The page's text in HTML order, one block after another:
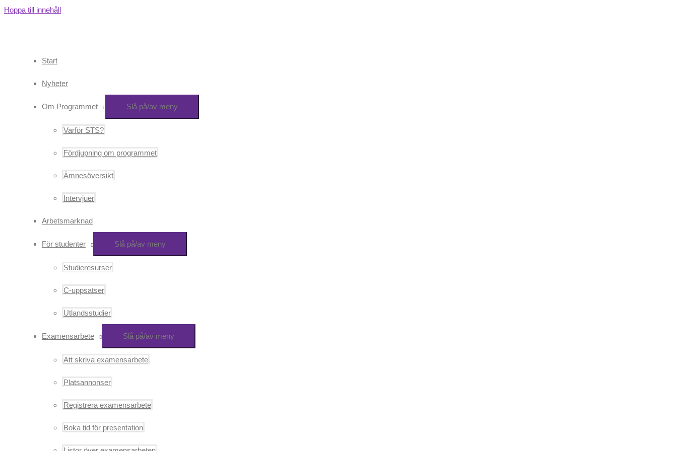
Hoppa till innehåll
Start
Nyheter
Om Programmet Slå på/av meny
Varför STS?
Fördjupning om programmet
Ämnesöversikt
Intervjuer
Arbetsmarknad
För studenter Slå på/av meny
Studieresurser
C-uppsatser
Utlandsstudier
Examensarbete Slå på/av meny
Att skriva examensarbete
Platsannonser
Registrera examensarbete
Boka tid för presentation